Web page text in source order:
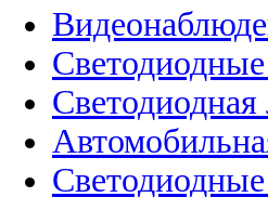
Светодиодная